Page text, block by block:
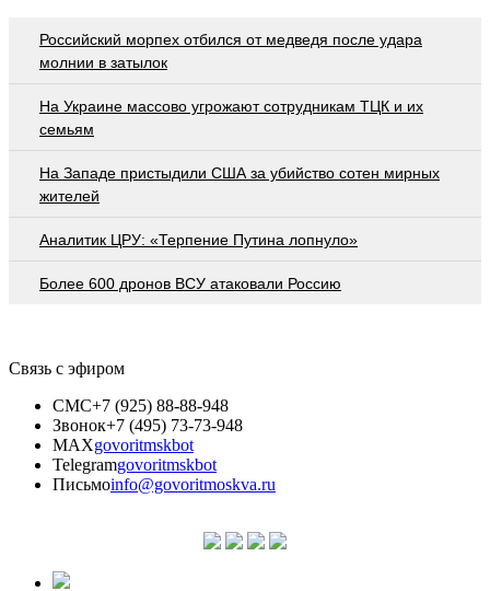
Российский морпех отбился от медведя после удара
молнии в затылок
На Украине массово угрожают сотрудникам ТЦК и их
семьям
На Западе пристыдили США за убийство сотен мирных
жителей
Аналитик ЦРУ: «Терпение Путина лопнуло»
Более 600 дронов ВСУ атаковали Россию
Связь с эфиром
СМС+7 (925) 88-88-948
Звонок+7 (495) 73-73-948
MAXgovoritmskbot
Telegramgovoritmskbot
Письмоinfo@govoritmoskva.ru